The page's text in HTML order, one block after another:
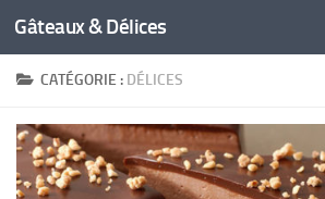
Gâteaux & Délices
CATÉGORIE : DÉLICES